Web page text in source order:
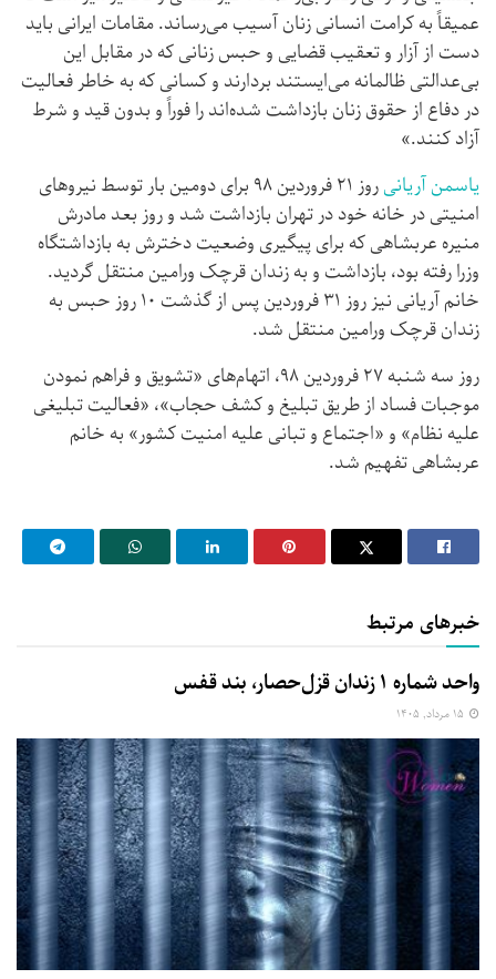
عمیقاً به کرامت انسانی زنان آسیب می‌رساند. مقامات ایرانی باید
دست از آزار و تعقیب قضایی و حبس زنانی که در مقابل این
بی‌عدالتی ظالمانه می‌ایستند بردارند و کسانی که به خاطر فعالیت
در دفاع از حقوق زنان بازداشت شده‌اند را فوراً و بدون قید و شرط
آزاد کنند.»
یاسمن آریانی
روز ۲۱ فروردین ۹۸ برای دومین بار توسط نیروهای
امنیتی در خانه خود در تهران بازداشت شد و روز بعد مادرش
منیره عربشاهی که برای پیگیری وضعیت دخترش به بازداشتگاه
وزرا رفته بود، بازداشت و به زندان قرچک ورامین منتقل گردید.
خانم آریانی نیز روز ۳۱ فروردین پس از گذشت ۱۰ روز حبس به
زندان قرچک ورامین منتقل شد.
روز سه شنبه ۲۷ فروردین ۹۸، اتهام‌های «تشویق و فراهم نمودن
موجبات فساد از طریق تبلیغ و کشف حجاب»، «فعالیت تبلیغی
علیه نظام» و «اجتماع و تبانی علیه امنیت کشور» به خانم
عربشاهی تفهیم شد.
خبرهای مرتبط
واحد شماره ۱ زندان قزل‌حصار، بند قفس